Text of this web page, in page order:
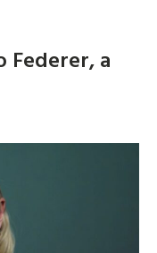
Federer, a